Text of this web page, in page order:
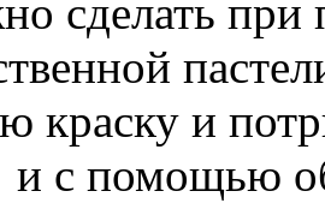
сделать
краску и
и с помощью